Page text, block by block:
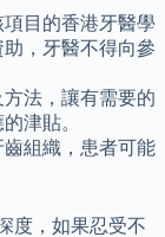
目的香港牙醫學
，牙醫不得向參
法，讓有需要的
津貼。
組織，患者可能
度，如果忍受不